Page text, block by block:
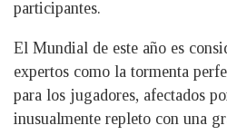
participantes.
El Mundial de este año es
expertos como la tormenta
para los jugadores, afectados
inusualmente repleto con una